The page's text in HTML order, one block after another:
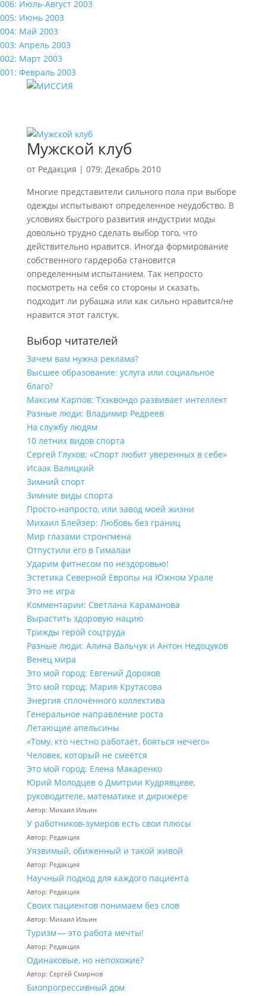
006: Июль-Август 2003
005: Июнь 2003
004: Май 2003
003: Апрель 2003
002: Март 2003
001: Февраль 2003
Мужской клуб
от Редакция | 079: Декабрь 2010
Многие представители сильного пола при выборе
одежды испытывают определенное неудобство. В
условиях быстрого развития индустрии моды
довольно трудно сделать выбор того, что
действительно нравится. Иногда формирование
собственного гардероба становится
определенным испытанием. Так непросто
посмотреть на себя со стороны и сказать,
подходит ли рубашка или как сильно нравится/не
нравится этот галстук.
Выбор читателей
Зачем вам нужна реклама?
Высшее образование: услуга или социальное
благо?
Максим Карпов: Тхэквондо развивает интеллект
Разные люди: Владимир Редреев
На службу людям
10 летних видов спорта
Сергей Глухов: «Спорт любит уверенных в себе»
Исаак Валицкий
Зимний спорт
Зимние виды спорта
Просто-напросто, или завод моей жизни
Михаил Блейзер: Любовь без границ
Мир глазами стронгмена
Отпустили его в Гималаи
Ударим фитнесом по нездоровью!
Эстетика Северной Европы на Южном Урале
Это не игра
Комментарии: Светлана Караманова
Вырастить здоровую нацию
Трижды герой соцтруда
Разные люди: Алина Вальчук и Антон Недоцуков
Венец мира
Это мой город: Евгений Дорохов
Это мой город: Мария Крутасова
Энергия сплочённого коллектива
Генеральное направление роста
Летающие апельсины
«Тому, кто честно работает, бояться нечего»
Человек, который не смеётся
Это мой город: Елена Макаренко
Юрий Молодцев о Дмитрии Кудрявцеве,
руководителе, математике и дирижёре
Автор: Михаил Ильин
У работников‑зумеров есть свои плюсы
Автор: Редакция
Уязвимый, обиженный и такой живой
Автор: Редакция
Научный подход для каждого пациента
Автор: Редакция
Своих пациентов понимаем без слов
Автор: Михаил Ильин
Туризм — это работа мечты!
Автор: Редакция
Одинаковые, но непохожие?
Автор: Сергей Смирнов
Биопрогрессивный дом